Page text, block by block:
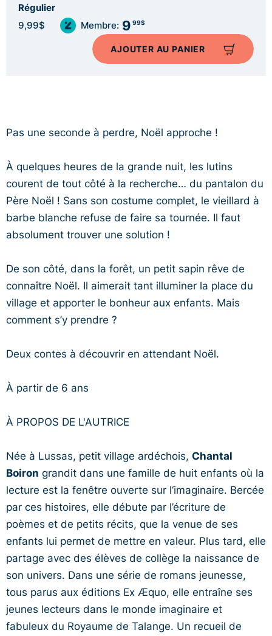
Régulier
9,99$ Membre: 9 99$
AJOUTER AU PANIER
Pas une seconde à perdre, Noël approche !
À quelques heures de la grande nuit, les lutins
courent de tout côté à la recherche… du pantalon du
Père Noël ! Sans son costume complet, le vieillard à
barbe blanche refuse de faire sa tournée. Il faut
absolument trouver une solution !
De son côté, dans la forêt, un petit sapin rêve de
connaître Noël. Il aimerait tant illuminer la place du
village et apporter le bonheur aux enfants. Mais
comment s’y prendre ?
Deux contes à découvrir en attendant Noël.
À partir de 6 ans
À PROPOS DE L'AUTRICE
Née à Lussas, petit village ardéchois, Chantal
Boiron grandit dans une famille de huit enfants où la
lecture est la fenêtre ouverte sur l‘imaginaire. Bercée
par ces histoires, elle débute par l’écriture de
poèmes et de petits récits, que la venue de ses
enfants lui permet de mettre en valeur. Plus tard, elle
partage avec des élèves de collège la naissance de
son univers. Dans une série de romans jeunesse,
tous parus aux éditions Ex Æquo, elle entraîne ses
jeunes lecteurs dans le monde imaginaire et
fabuleux du Royaume de Talange. Un recueil de